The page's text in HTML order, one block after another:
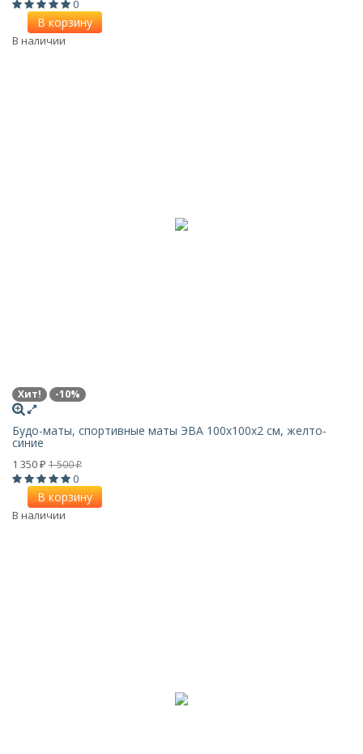
0
В корзину
В наличии
Хит! -10%
Будо-маты, спортивные маты ЭВА 100х100x2 см, желто-
синие
1 350 ₽ 1 500₽
0
В корзину
В наличии